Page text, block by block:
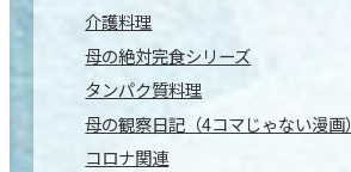
介護料理
母の絶対完食シリーズ
タンパク質料理
母の観察日記（4コマじゃない漫画）
コロナ関連